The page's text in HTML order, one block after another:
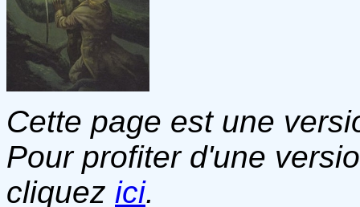
Cette page est une
Pour profiter d'une
cliquez ici.